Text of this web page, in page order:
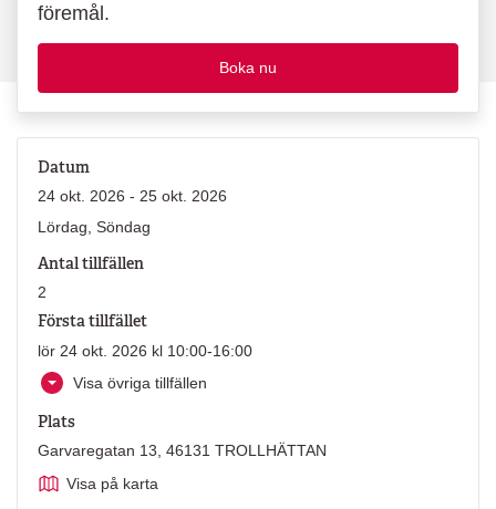
föremål.
Boka nu
Datum
24 okt. 2026 - 25 okt. 2026
Lördag, Söndag
Antal tillfällen
2
Första tillfället
lör 24 okt. 2026 kl 10:00-16:00
Visa övriga tillfällen
Plats
Garvaregatan 13, 46131 TROLLHÄTTAN
Visa på karta